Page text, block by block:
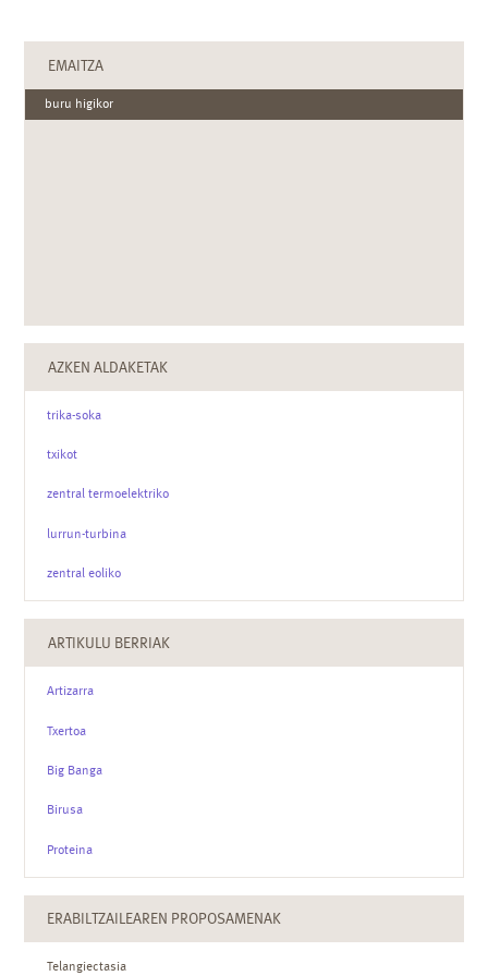
EMAITZA
buru higikor
AZKEN ALDAKETAK
trika-soka
txikot
zentral termoelektriko
lurrun-turbina
zentral eoliko
ARTIKULU BERRIAK
Artizarra
Txertoa
Big Banga
Birusa
Proteina
ERABILTZAILEAREN PROPOSAMENAK
Telangiectasia